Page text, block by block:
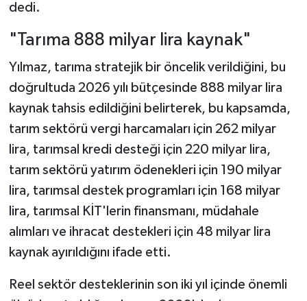
dedi.
"Tarıma 888 milyar lira kaynak"
Yılmaz, tarıma stratejik bir öncelik verildiğini, bu
doğrultuda 2026 yılı bütçesinde 888 milyar lira
kaynak tahsis edildiğini belirterek, bu kapsamda,
tarım sektörü vergi harcamaları için 262 milyar
lira, tarımsal kredi desteği için 220 milyar lira,
tarım sektörü yatırım ödenekleri için 190 milyar
lira, tarımsal destek programları için 168 milyar
lira, tarımsal KİT'lerin finansmanı, müdahale
alımları ve ihracat destekleri için 48 milyar lira
kaynak ayırıldığını ifade etti.
Reel sektör desteklerinin son iki yıl içinde önemli